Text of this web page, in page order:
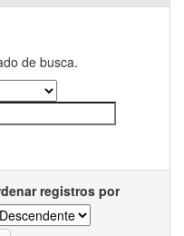
de busca.
registros por